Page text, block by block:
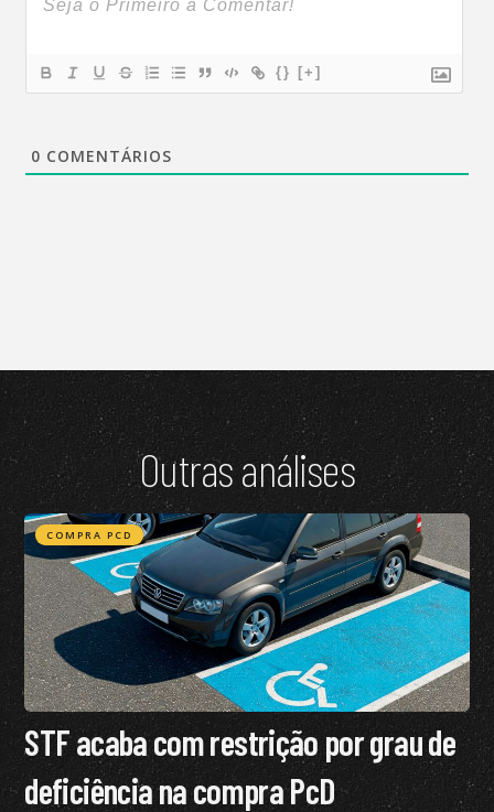
{} [+]
0 COMENTÁRIOS
Outras análises
COMPRA PCD
STF acaba com restrição por grau de
deficiência na compra PcD